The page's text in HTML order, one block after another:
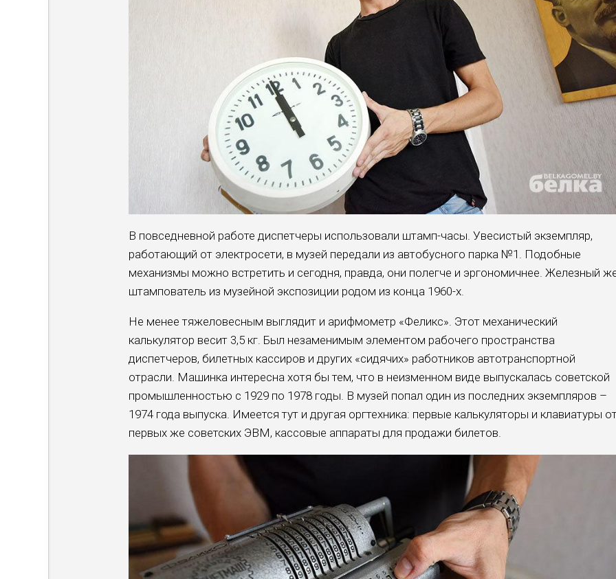
В повседневной работе диспетчеры использовали штамп-часы. Увесистый экземпляр,
работающий от электросети, в музей передали из автобусного парка №1. Подобные
механизмы можно встретить и сегодня, правда, они полегче и эргономичнее. Железный
штампователь из музейной экспозиции родом из конца 1960-х.
Не менее тяжеловесным выглядит и арифмометр «Феликс». Этот механический
калькулятор весит 3,5 кг. Был незаменимым элементом рабочего пространства
диспетчеров, билетных кассиров и других «сидячих» работников автотранспортной
отрасли. Машинка интересна хотя бы тем, что в неизменном виде выпускалась советской
промышленностью с 1929 по 1978 годы. В музей попал один из последних экземпляров –
1974 года выпуска. Имеется тут и другая оргтехника: первые калькуляторы и клавиатуры
первых же советских ЭВМ, кассовые аппараты для продажи билетов.